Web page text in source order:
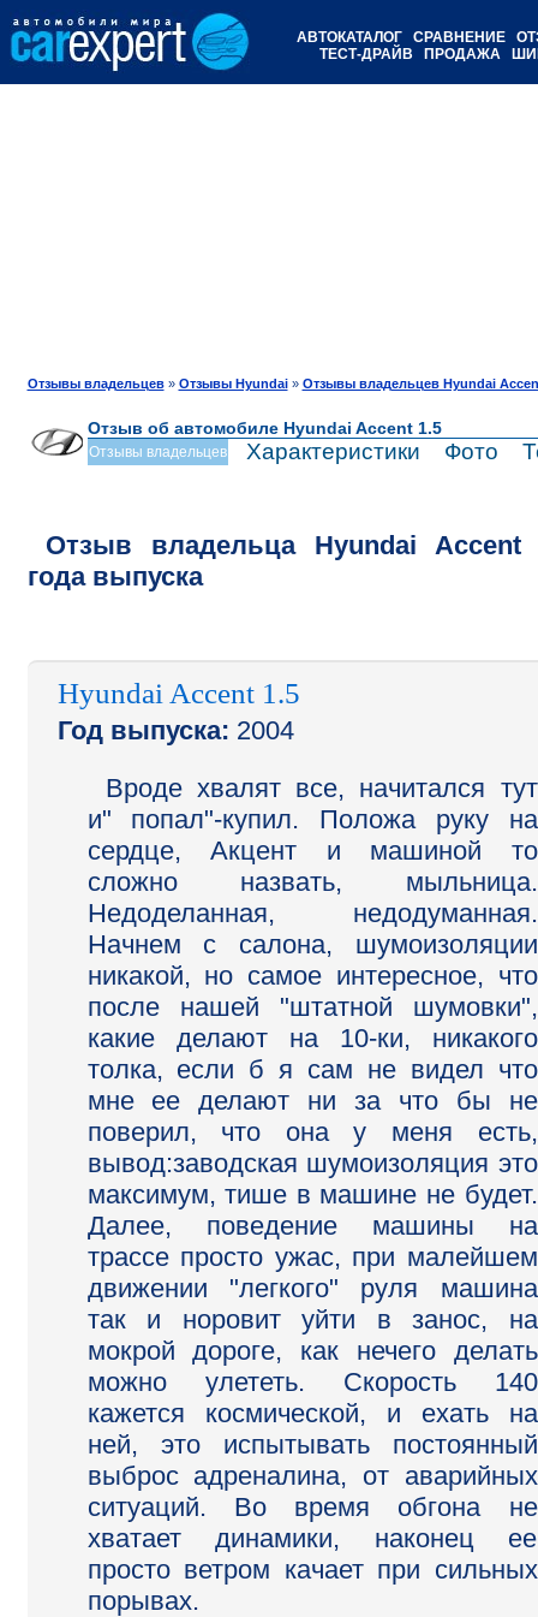
АВТОКАТАЛОГ СРАВНЕНИЕ
ТЕСТ-ДРАЙВ
ПРОДАЖА
Отзывы владельцев» Отзывы Hyundai» Отзывы владельцев Hyundai
Отзыв об автомобиле Hyundai Accent 1.5
Отзывы владельцев Характеристики Фото
Отзыв владельца Hyundai
Accent
года выпуска
Hyundai Accent 1.5
Год выпуска: 2004
Вроде хвалят все, начитался тут
и" попал"-купил. Положа руку на
сердце, Акцент и машиной то
сложно назвать, мыльница.
Недоделанная, недодуманная.
Начнем с салона, шумоизоляции
никакой, но самое интересное, что
после нашей "штатной шумовки",
какие делают на 10-ки, никакого
толка, если б я сам не видел что
мне ее делают ни за что бы не
поверил, что она у меня есть,
вывод:заводская шумоизоляция это
максимум, тише в машине не будет.
Далее, поведение машины на
трассе просто ужас, при малейшем
движении "легкого" руля машина
так и норовит уйти в занос, на
мокрой дороге, как нечего делать
можно улететь. Скорость 140
кажется космической, и ехать на
ней, это испытывать постоянный
выброс адреналина, от аварийных
ситуаций. Во время обгона не
хватает динамики, наконец ее
просто ветром качает при сильных
порывах.